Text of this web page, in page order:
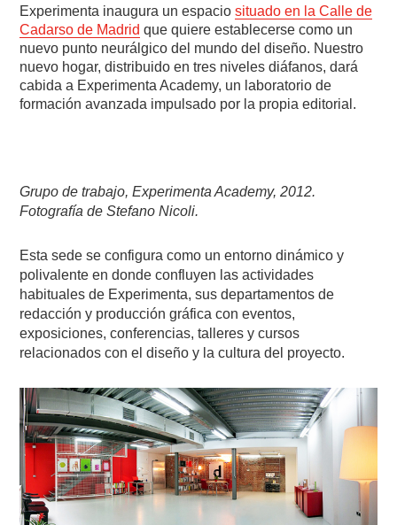
Experimenta inaugura un espaciosituado en la Calle de
Cadarso de Madrid que quiere establecerse como un
nuevo punto neurálgico del mundo del diseño. Nuestro
nuevo hogar, distribuido en tres niveles diáfanos, dará
cabida a Experimenta Academy, un laboratorio de
formación avanzada impulsado por la propia editorial.
Grupo de trabajo, Experimenta Academy, 2012.
Fotografía de Stefano Nicoli.
Esta sede se configura como un entorno dinámico y
polivalente en donde confluyen las actividades
habituales de Experimenta, sus departamentos de
redacción y producción gráfica con eventos,
exposiciones, conferencias, talleres y cursos
relacionados con el diseño y la cultura del proyecto.